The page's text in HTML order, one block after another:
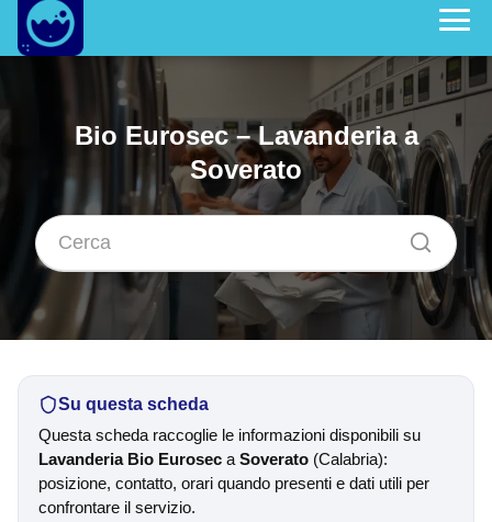
Bio Eurosec – Lavanderia a
Soverato
Su questa scheda
Questa scheda raccoglie le informazioni disponibili su
Lavanderia Bio Eurosec a Soverato (Calabria):
posizione, contatto, orari quando presenti e dati utili per
confrontare il servizio.